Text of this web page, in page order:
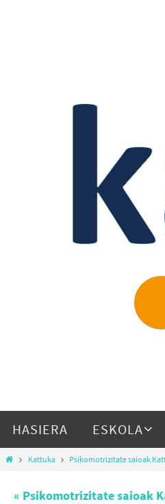
HASIERA ESKOLA
Kattuka Psikomotrizitate saioak
« Psikomotrizitate saioak